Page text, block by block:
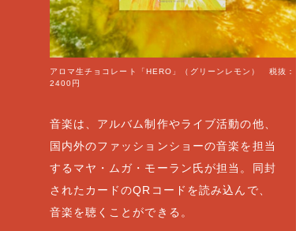
アロマ生チョコレート「HERO」（グリーンレモン） 税抜：
2400円
音楽は、アルバム制作やライブ活動の他、
国内外のファッションショーの音楽を担当
するマヤ・ムガ・モーラン氏が担当。同封
されたカードのQRコードを読み込んで、
音楽を聴くことができる。